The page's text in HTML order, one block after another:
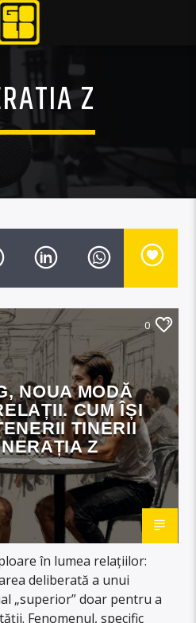
Z
0
NOUA MODĂ
CUM ÎȘI
TINERII
Z
în lumea relațiilor:
deliberată a unui
„superior” doar pentru a
Fenomenul, specific